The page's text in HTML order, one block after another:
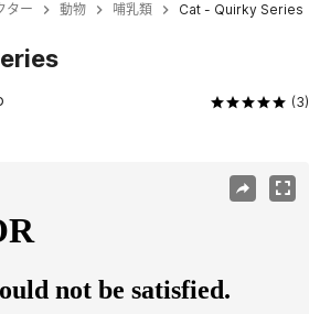
ター 動物 哺乳類 Cat - Quirky Series
(3)